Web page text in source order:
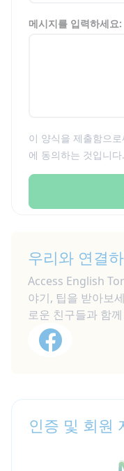
메시지를 입력하세요:
이 양식을 제출함으
에 동의하는 것입니다.
우리와 연결
Access English
야기, 팁을 받아보
로운 친구들과 함
인증 및 회원